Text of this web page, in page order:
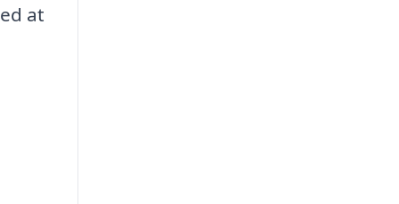
at